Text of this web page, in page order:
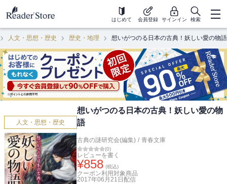
はじめて 会員登録 サインイン 検索
人文・思想・歴史 歴史・地理 想いがつのる日本の古典！妖しい愛の物語
人文・思想・歴史
想いがつのる日本の古典！妖しい愛の物
語
古典の謎研究会(編集) / 青春文庫
(0)
レビューを書く
¥858 (税込)
クーポン利用対象商品
2017年06月21日 配信